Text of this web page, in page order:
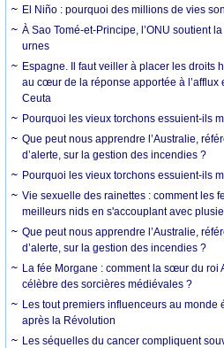
El Niño : pourquoi des millions de vies
À Sao Tomé-et-Principe, l’ONU soutient
urnes
Espagne. Il faut veiller à placer les droits
au cœur de la réponse apportée à
Ceuta
Pourquoi les vieux torchons essuient-ils
Que peut nous apprendre l’Australie,
d’alerte, sur la gestion des incendies ?
Pourquoi les vieux torchons essuient-ils
Vie sexuelle des rainettes : comment les
meilleurs nids en s'accouplant avec
Que peut nous apprendre l’Australie,
d’alerte, sur la gestion des incendies ?
La fée Morgane : comment la sœur du roi
célèbre des sorcières médiévales ?
Les tout premiers influenceurs au monde
après la Révolution
Les séquelles du cancer compliquent